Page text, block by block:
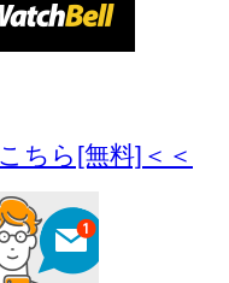
ちら[無料]＜＜